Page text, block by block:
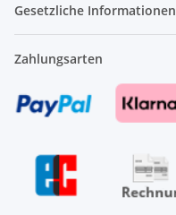
Gesetzliche Informationen
Zahlungsarten